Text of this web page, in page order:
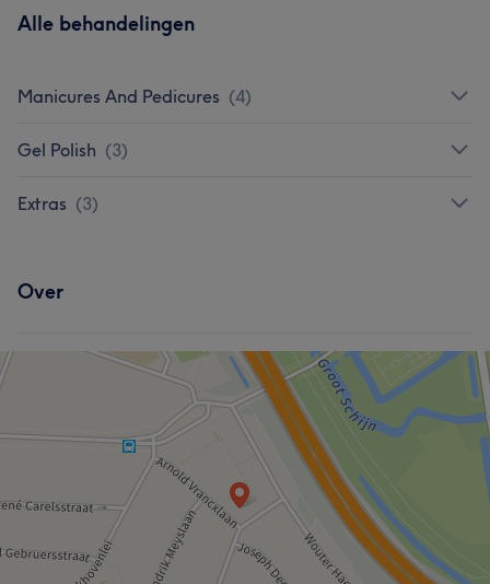
Alle behandelingen
Manicures And Pedicures (4)
Gel Polish (3)
Extras (3)
Over